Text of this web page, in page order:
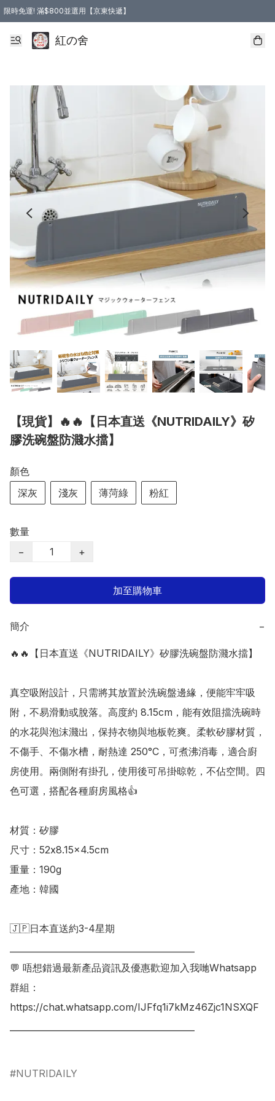
限時免運! 滿$800並選用【京東快遞】
紅の舍
【現貨】🔥🔥【日本直送《NUTRIDAILY》矽
膠洗碗盤防濺水擋】
顏色
深灰
淺灰 薄菏綠 粉紅
數量
−
+
加至購物車
簡介 −
🔥🔥【日本直送《NUTRIDAILY》矽膠洗碗盤防濺水擋】
真空吸附設計，只需將其放置於洗碗盤邊緣，便能牢牢吸
附，不易滑動或脫落。高度約 8.15cm，能有效阻擋洗碗時
的水花與泡沫濺出，保持衣物與地板乾爽。柔軟矽膠材質，
不傷手、不傷水槽，耐熱達 250°C，可煮沸消毒，適合廚
房使用。兩側附有掛孔，使用後可吊掛晾乾，不佔空間。四
色可選，搭配各種廚房風格👍
材質：矽膠
尺寸：52x8.15x4.5cm
重量：190g
產地：韓國
🇯🇵日本直送約3-4星期
💬 唔想錯過最新產品資訊及優惠歡迎加入我哋Whatsapp
群組：
https://chat.whatsapp.com/IJFfq1i7kMz46Zjc1NSXQF
NUTRIDAILY